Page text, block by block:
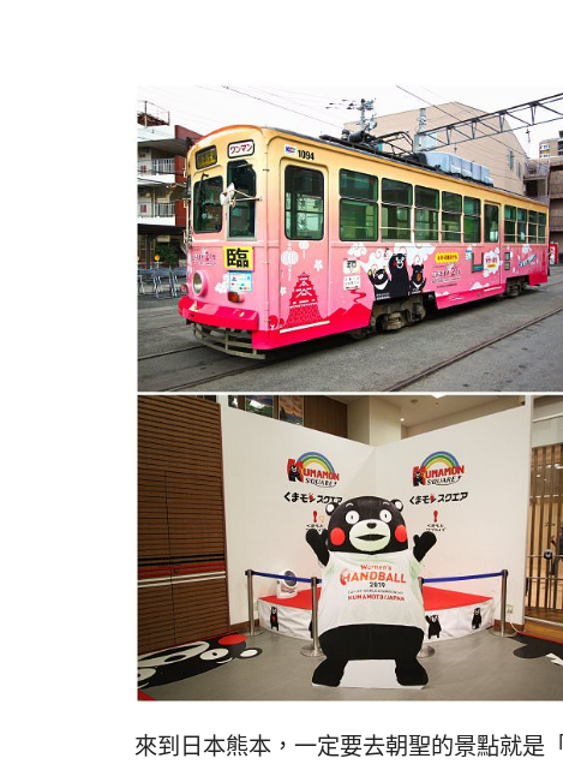
來到日本熊本，一定要去朝聖的景點就是「